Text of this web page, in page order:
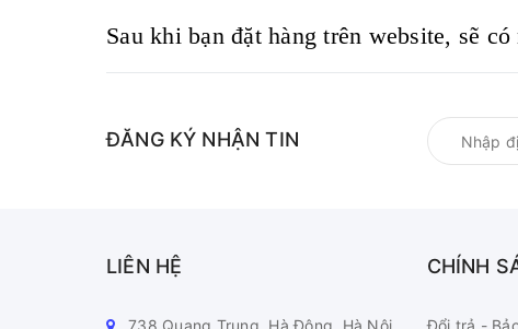
Sau khi bạn đặt hàng trên website, sẽ
ĐĂNG KÝ NHẬN TIN
LIÊN HỆ
738 Quang Trung, Hà Đông, Hà Nội
CHÍNH
Đổi trả -